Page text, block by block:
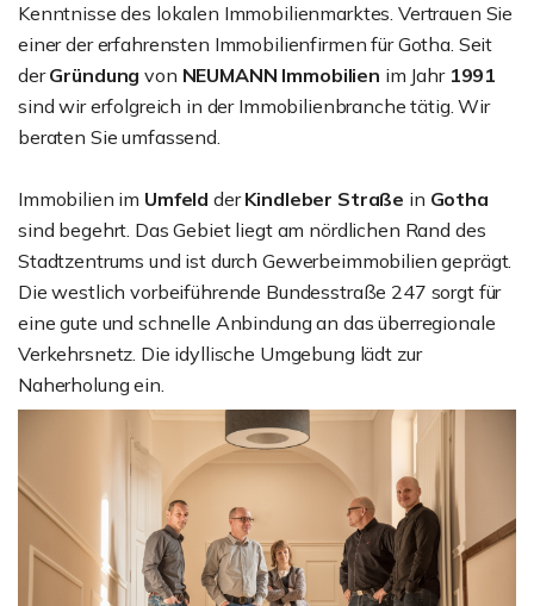
Kenntnisse des lokalen Immobilienmarktes. Vertrauen Sie
einer der erfahrensten Immobilienfirmen für Gotha. Seit
derGründungvon NEUMANN Immobilien im Jahr 1991
sind wir erfolgreich in der Immobilienbranche tätig. Wir
beraten Sie umfassend.
Immobilien im Umfeld derKindleber Straße in Gotha
sind begehrt. Das Gebiet liegt am nördlichen Rand des
Stadtzentrums und ist durch Gewerbeimmobilien geprägt.
Die westlich vorbeiführende Bundesstraße 247 sorgt für
eine gute und schnelle Anbindung an das überregionale
Verkehrsnetz. Die idyllische Umgebung lädt zur
Naherholung ein.